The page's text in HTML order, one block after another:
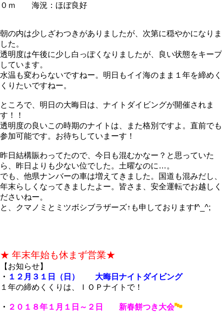
０ｍ 海況：ほぼ良好
朝の内は少しざわつきがありましたが、次第に穏やかになりま
した。
透明度は午後に少し白っぽくなりましたが、良い状態をキープ
しています。
水温も変わらないですねー。明日もイイ海のまま１年を締めく
くりたいですねー。
ところで、明日の大晦日は、ナイトダイビングが開催されま
す！！
透明度の良いこの時期のナイトは、また格別ですよ。直前でも
参加可能です。お待ちしていまーす！
昨日結構賑わってたので、今日も混むかなー？と思っていた
ら、昨日よりも少ない位でした。土曜なのに…。
でも、他県ナンバーの車は増えてきました。国道も混みだし、
年末らしくなってきましたよー。皆さま、安全運転でお越しく
ださいねー。
と、クマノミとミツボシブラザーズ↑も申しておりますf^_^;
★ 年末年始も休まず営業★
【お知らせ】
・ １２月３１日（日） 大晦日ナイトダイビング
１年の締めくくりは、ＩＯＰナイトで！
・ ２０１８年１月１日～２日 新春餅つき大会